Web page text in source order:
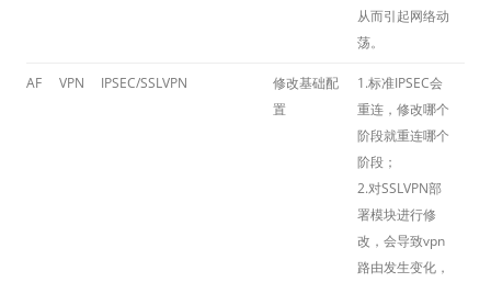
从而引起网络动
荡。
AF VPN IPSEC/SSLVPN
修改基础配
置
1.标准IPSEC会
重连，修改哪个
阶段就重连哪个
阶段；
2.对SSLVPN部
署模块进行修
改，会导致vpn
路由发生变化，